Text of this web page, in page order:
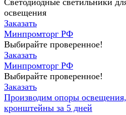
Светодиодные светильники
освещения
Заказать
Минпромторг РФ
Выбирайте проверенное!
Заказать
Минпромторг РФ
Выбирайте проверенное!
Заказать
Производим опоры
кронштейны за 5 дней